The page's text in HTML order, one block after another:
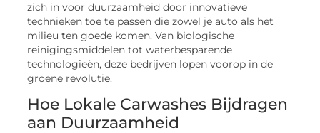
zich in voor duurzaamheid door innovatieve
technieken toe te passen die zowel je auto als het
milieu ten goede komen. Van biologische
reinigingsmiddelen tot waterbesparende
technologieën, deze bedrijven lopen voorop in de
groene revolutie.
Hoe Lokale Carwashes Bijdragen
aan Duurzaamheid